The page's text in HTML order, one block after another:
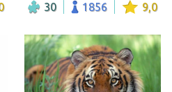
30 1856 9,0